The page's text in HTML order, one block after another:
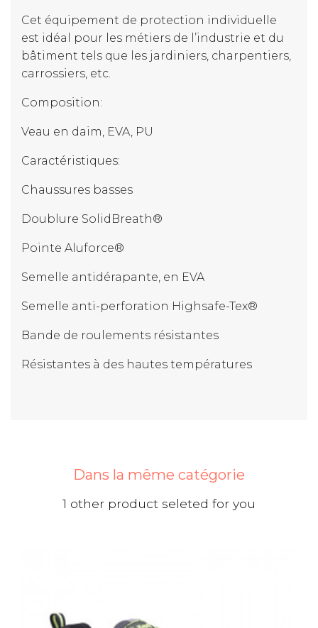
Cet équipement de protection individuelle
est idéal pour les métiers de l’industrie et du
bâtiment tels que les jardiniers, charpentiers,
carrossiers, etc.
Composition:
Veau en daim, EVA, PU
Caractéristiques:
Chaussures basses
Doublure SolidBreath®
Pointe Aluforce®
Semelle antidérapante, en EVA
Semelle anti-perforation Highsafe-Tex®
Bande de roulements résistantes
Résistantes à des hautes températures
Dans la même catégorie
1 other product seleted for you